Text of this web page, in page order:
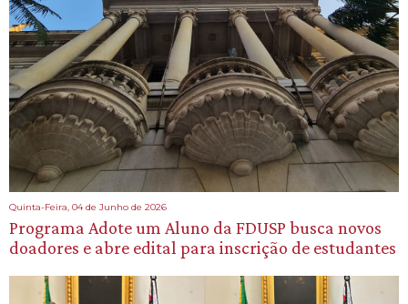
Quinta-Feira, 04 de Junho de 2026
Programa Adote um Aluno da FDUSP busca novos
doadores e abre edital para inscrição de estudantes